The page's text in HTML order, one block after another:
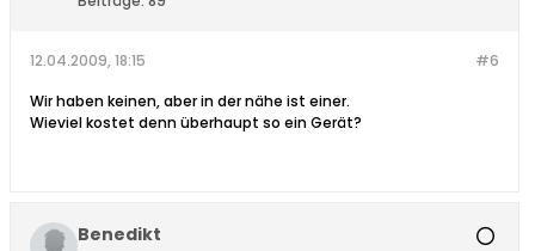
#6
12.04.2009, 18:15
Wir haben keinen, aber in der nähe ist einer.
Wieviel kostet denn überhaupt so ein Gerät?
Benedikt